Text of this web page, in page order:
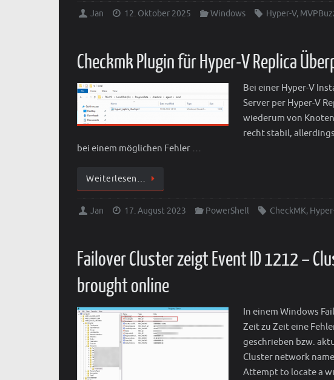
Jan 12. Oktober 2025 Windows Hyper-V,
Checkmk Plugin für Hyper-V Replica
Bei einer Hyper-V
Server per Hyper-V
wiederum von
recht stabil,
bei einem möglichen Fehler …
Weiterlesen…
Jan 17. August 2023 PowerShell CheckMK,
Failover Cluster zeigt Event ID 1212 –
brought online
In einem Windows
Zeit zu Zeit eine
geschrieben bzw.
Cluster network
Attempt to locate a